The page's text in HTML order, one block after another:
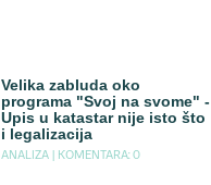
Velika zabluda oko
programa "Svoj na svome" -
Upis u katastar nije isto što
i legalizacija
ANALIZA | KOMENTARA: 0